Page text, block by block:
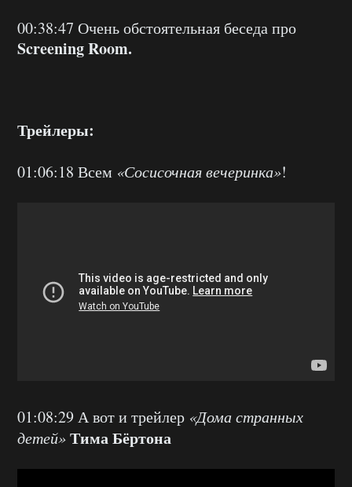
00:38:47 Очень обстоятельная беседа про
Screening Room.
Трейлеры:
01:06:18 Всем «Сосисочная вечеринка»!
01:08:29 А вот и трейлер «Дома странных
детей»Тима Бёртона